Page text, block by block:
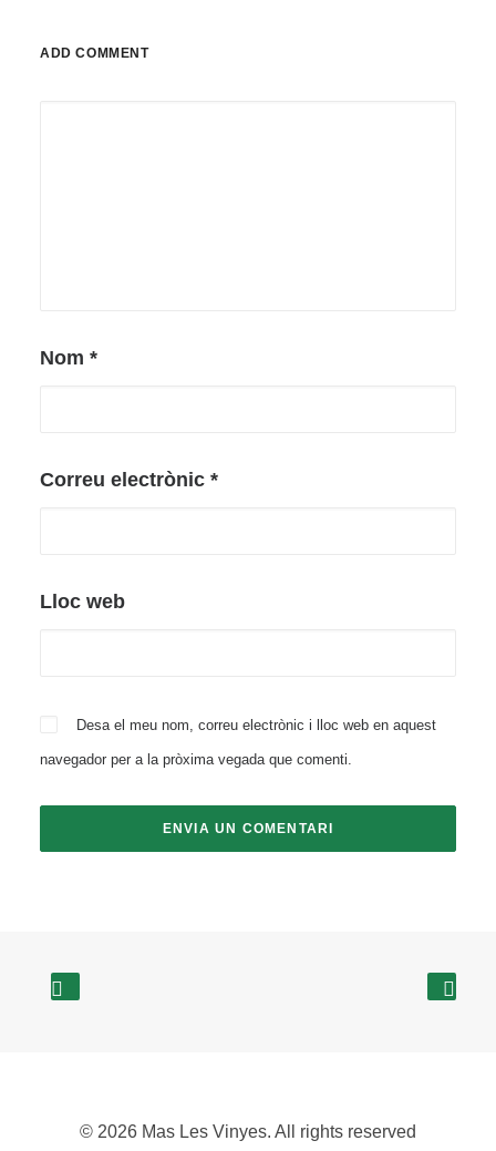
ADD COMMENT
Nom *
Correu electrònic *
Lloc web
Desa el meu nom, correu electrònic i lloc web en aquest
navegador per a la pròxima vegada que comenti.
© 2026 Mas Les Vinyes. All rights reserved